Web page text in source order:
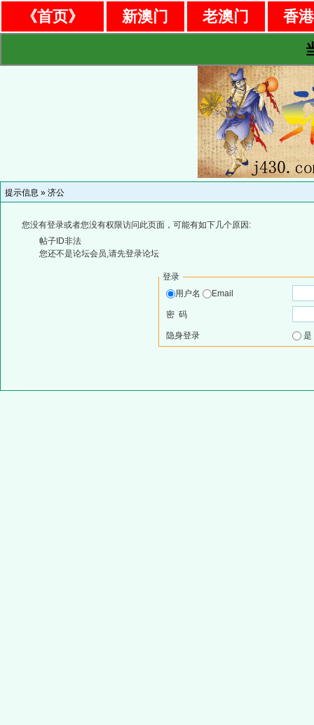
《首页》 新澳门 老澳门
香
提示信息 » 济公
您没有登录或者您没有权限访问此页面，可能有如下几个原因:
帖子ID非法
您还不是论坛会员,请先登录论坛
登录
用户名
Email
密 码
隐身登录